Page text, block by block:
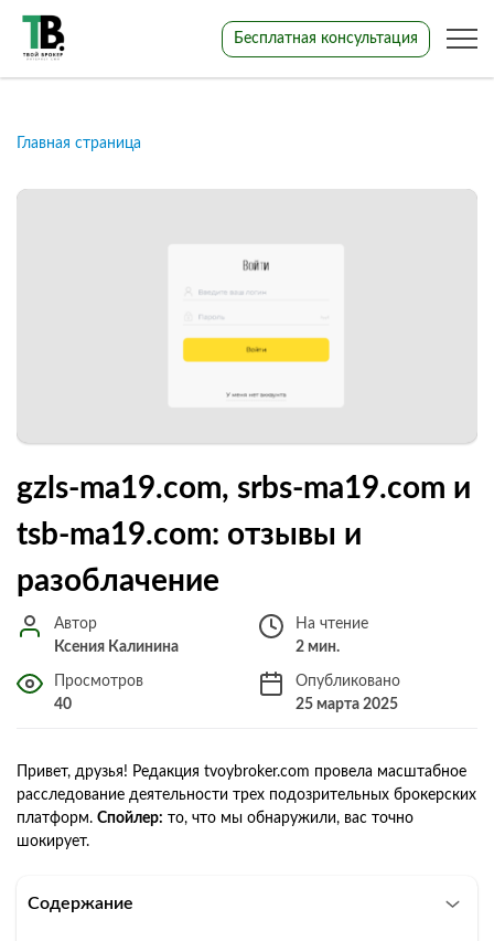
Бесплатная консультация
Главная страница
gzls-ma19.com, srbs-ma19.com и
tsb-ma19.com: отзывы и
разоблачение
Автор
Ксения Калинина
На чтение
2 мин.
Просмотров
40
Опубликовано
25 марта 2025
Привет, друзья! Редакция tvoybroker.com провела масштабное
расследование деятельности трех подозрительных брокерских
платформ. Спойлер: то, что мы обнаружили, вас точно
шокирует.
Содержание